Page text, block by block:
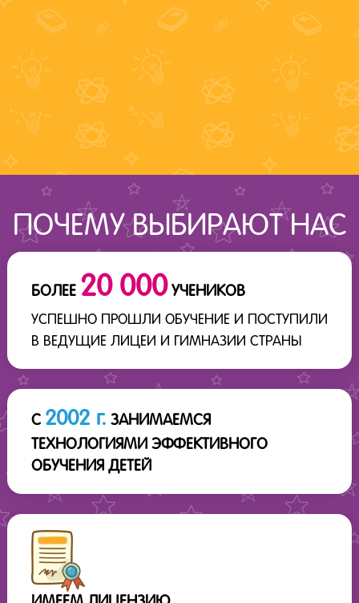
ПОЧЕМУ ВЫБИРАЮТ НАС
БОЛЕЕ 20 000УЧЕНИКОВ
УСПЕШНО ПРОШЛИ ОБУЧЕНИЕ И ПОСТУПИЛИ
В ВЕДУЩИЕ ЛИЦЕИ И ГИМНАЗИИ СТРАНЫ
С 2002 г. ЗАНИМАЕМСЯ
ТЕХНОЛОГИЯМИ ЭФФЕКТИВНОГО
ОБУЧЕНИЯ ДЕТЕЙ